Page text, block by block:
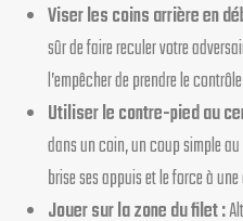
Viser les coins arrière en
sûr de faire reculer votre
l’empêcher de prendre le
Utiliser le contre-pied au
dans un coin, un coup simple
brise ses appuis et le force à
Jouer sur la zone du filet :